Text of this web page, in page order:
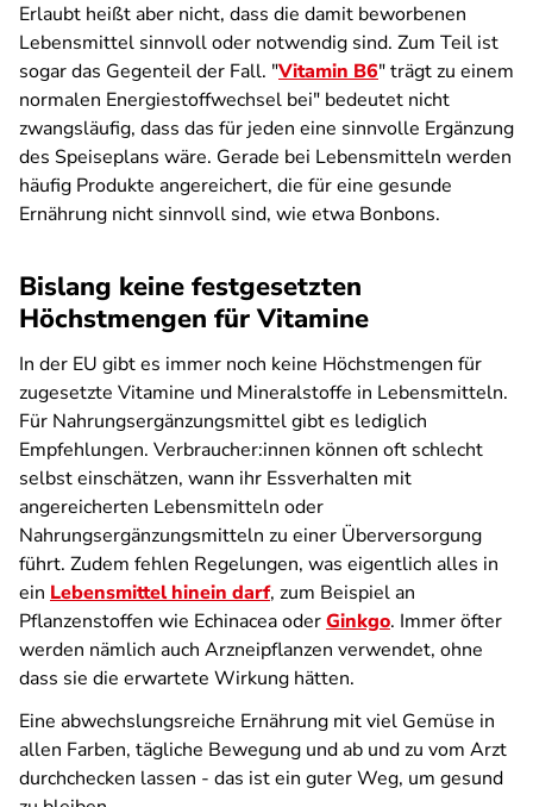
Erlaubt heißt aber nicht, dass die damit beworbenen
Lebensmittel sinnvoll oder notwendig sind. Zum Teil ist
sogar das Gegenteil der Fall. "Vitamin B6" trägt zu einem
normalen Energiestoffwechsel bei" bedeutet nicht
zwangsläufig, dass das für jeden eine sinnvolle Ergänzung
des Speiseplans wäre. Gerade bei Lebensmitteln werden
häufig Produkte angereichert, die für eine gesunde
Ernährung nicht sinnvoll sind, wie etwa Bonbons.
Bislang keine festgesetzten
Höchstmengen für Vitamine
In der EU gibt es immer noch keine Höchstmengen für
zugesetzte Vitamine und Mineralstoffe in Lebensmitteln.
Für Nahrungsergänzungsmittel gibt es lediglich
Empfehlungen. Verbraucher:innen können oft schlecht
selbst einschätzen, wann ihr Essverhalten mit
angereicherten Lebensmitteln oder
Nahrungsergänzungsmitteln zu einer Überversorgung
führt. Zudem fehlen Regelungen, was eigentlich alles in
ein Lebensmittel hinein darf, zum Beispiel an
Pflanzenstoffen wie Echinacea oderGinkgo. Immer öfter
werden nämlich auch Arzneipflanzen verwendet, ohne
dass sie die erwartete Wirkung hätten.
Eine abwechslungsreiche Ernährung mit viel Gemüse in
allen Farben, tägliche Bewegung und ab und zu vom Arzt
durchchecken lassen - das ist ein guter Weg, um gesund